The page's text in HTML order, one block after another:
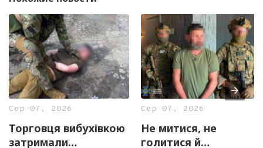
Сер 07, 2026
Торговця вибухівкою
затримали
Сер 07, 2026
Не митися, не
голитися й